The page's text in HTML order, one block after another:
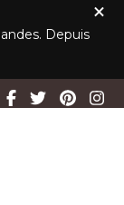
Depuis